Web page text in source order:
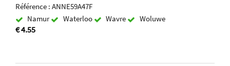
Référence : ANNE59A47F
Namur
Waterloo Wavre Woluwe
€ 4.55